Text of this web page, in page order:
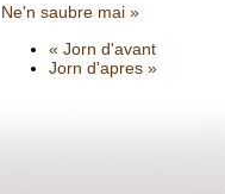
Ne'n saubre mai »
« Jorn d'avant
Jorn d'apres »